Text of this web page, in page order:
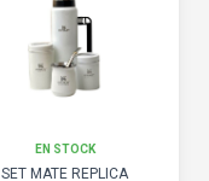
EN STOCK
SET MATE REPLICA